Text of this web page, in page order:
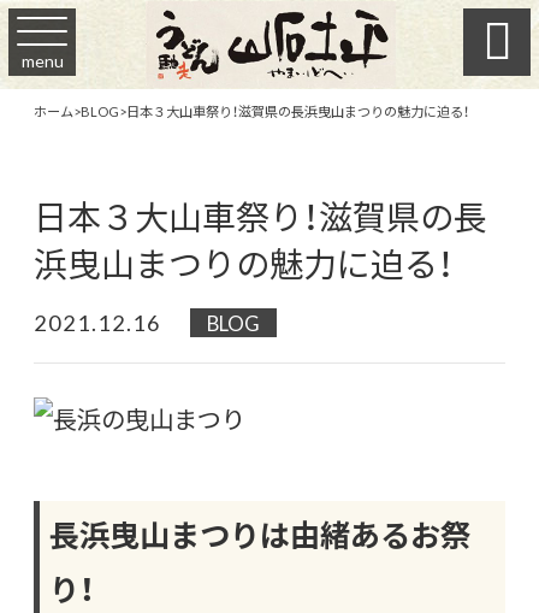
menu 
ホーム>BLOG>日本３大山車祭り！滋賀県の長浜曳山まつりの魅力に迫る！
日本３大山車祭り！滋賀県の長
浜曳山まつりの魅力に迫る！
2021.12.16 BLOG
長浜曳山まつりは由緒あるお祭
り！